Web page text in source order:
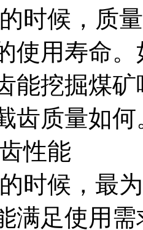
时候，质
使用寿命
能挖掘煤
齿质量如何
性能
时候，最
满足使用